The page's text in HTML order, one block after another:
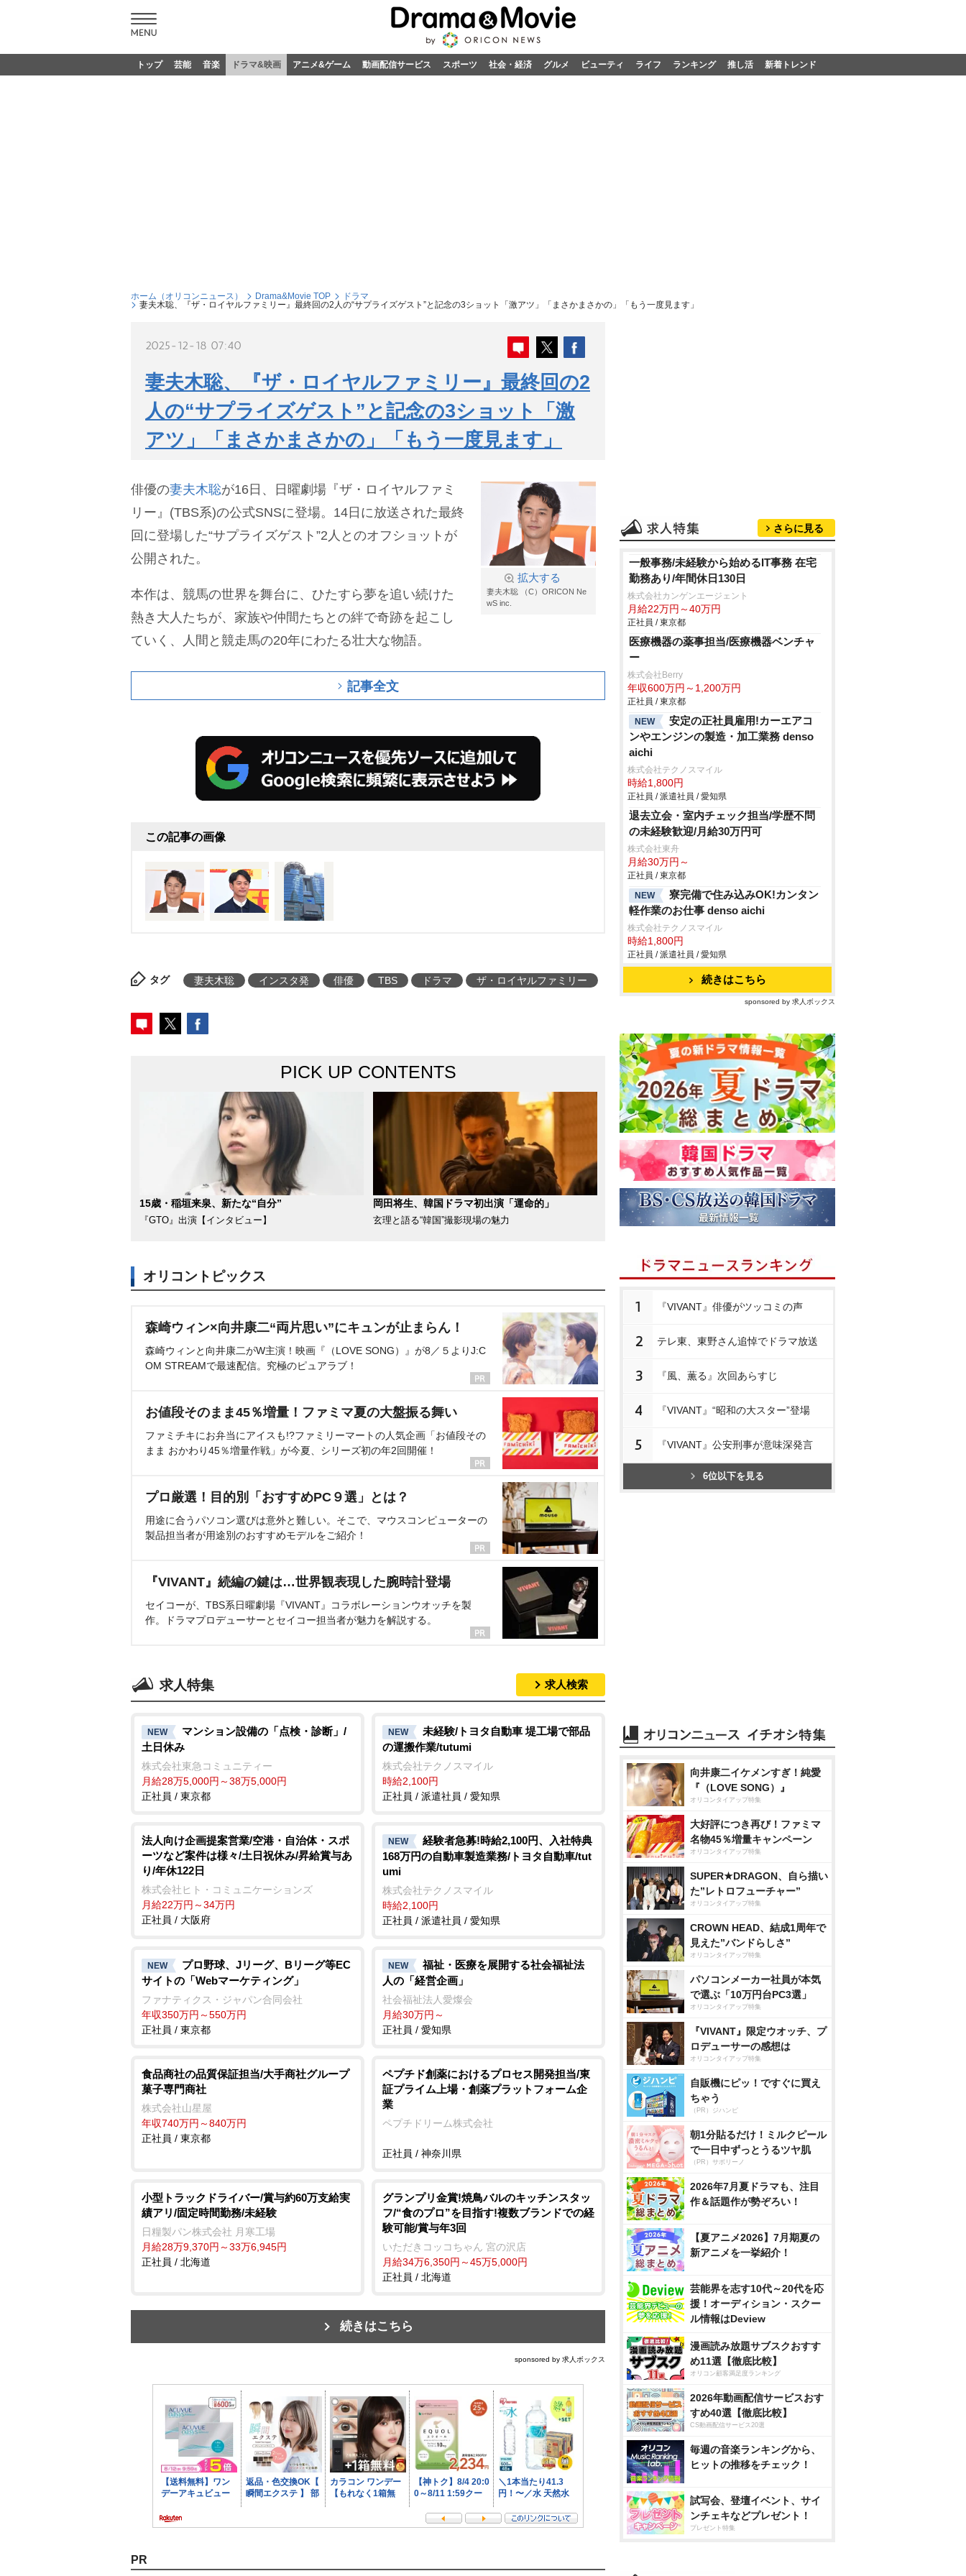
トップ 芸能 音楽 ドラマ&映画 アニメ&ゲーム 動画配信サービス スポーツ 社会・経済 グルメ ビューティ ライフ ランキング 推し活 新着トレンド
ホーム（オリコンニュース） Drama&Movie TOP
ドラマ
妻夫木聡、『ザ・ロイヤルファミリー』最終回の2人の“サプライズゲスト”と記念の3ショット「激アツ」「まさかまさかの」「もう一度見ます」
2025-12-18 07:40
妻夫木聡、『ザ・ロイヤルファミリー』最終回の2
人の“サプライズゲスト”と記念の3ショット「激
アツ」「まさかまさかの」「もう一度見ます」
拡大する
妻夫木聡 （C）ORICON Ne
wS inc.
俳優の妻夫木聡が16日、日曜劇場『ザ・ロイヤルファミ
リー』(TBS系)の公式SNSに登場。14日に放送された最終
回に登場した“サプライズゲスト”2人とのオフショットが
公開された。
本作は、競馬の世界を舞台に、ひたすら夢を追い続けた
熱き大人たちが、家族や仲間たちとの絆で奇跡を起こし
ていく、人間と競走馬の20年にわたる壮大な物語。
記事全文
この記事の画像
タグ 妻夫木聡 インスタ発 俳優 TBS ドラマ ザ・ロイヤルファミリー
PICK UP CONTENTS
15歳・稲垣来泉、新たな“自分”
『GTO』出演【インタビュー】
岡田将生、韓国ドラマ初出演「運命的」
玄理と語る“韓国”撮影現場の魅力
オリコントピックス
森崎ウィン×向井康二“両片思い”にキュンが止まらん！
森崎ウィンと向井康二がW主演！映画『（LOVE SONG）』が8／５よりJ:C
OM STREAMで最速配信。究極のピュアラブ！
お値段そのまま45％増量！ファミマ夏の大盤振る舞い
ファミチキにお弁当にアイスも!?ファミリーマートの人気企画「お値段その
まま おかわり45％増量作戦」が今夏、シリーズ初の年2回開催！
プロ厳選！目的別「おすすめPC９選」とは？
用途に合うパソコン選びは意外と難しい。そこで、マウスコンピューターの
製品担当者が用途別のおすすめモデルをご紹介！
『VIVANT』続編の鍵は…世界観表現した腕時計登場
セイコーが、TBS系日曜劇場『VIVANT』コラボレーションウオッチを製
作。ドラマプロデューサーとセイコー担当者が魅力を解説する。
求人特集 求人検索
NEW
マンション設備の「点検・診断」/
土日休み
株式会社東急コミュニティー
月給28万5,000円～38万5,000円
正社員 / 東京都
NEW
未経験/トヨタ自動車 堤工場で部品
の運搬作業/tutumi
株式会社テクノスマイル
時給2,100円
正社員 / 派遣社員 / 愛知県
法人向け企画提案営業/空港・自治体・スポ
ーツなど案件は様々/土日祝休み/昇給賞与あ
り/年休122日
株式会社ヒト・コミュニケーションズ
月給22万円～34万円
正社員 / 大阪府
NEW
経験者急募!時給2,100円、入社特典
168万円の自動車製造業務/トヨタ自動車/tut
umi
株式会社テクノスマイル
時給2,100円
正社員 / 派遣社員 / 愛知県
NEW
プロ野球、Jリーグ、Bリーグ等EC
サイトの「Webマーケティング」
ファナティクス・ジャパン合同会社
年収350万円～550万円
正社員 / 東京都
NEW
福祉・医療を展開する社会福祉法
人の「経営企画」
社会福祉法人愛燦会
月給30万円～
正社員 / 愛知県
食品商社の品質保証担当/大手商社グループ
菓子専門商社
株式会社山星屋
年収740万円～840万円
正社員 / 東京都
ペプチド創薬におけるプロセス開発担当/東
証プライム上場・創薬プラットフォーム企
業
ペプチドリーム株式会社
正社員 / 神奈川県
小型トラックドライバー/賞与約60万支給実
績アリ/固定時間勤務/未経験
日糧製パン株式会社 月寒工場
月給28万9,370円～33万6,945円
正社員 / 北海道
グランプリ金賞!焼鳥バルのキッチンスタッ
フ/“食のプロ”を目指す!複数ブランドでの経
験可能/賞与年3回
いただきコッコちゃん 宮の沢店
月給34万6,350円～45万5,000円
正社員 / 北海道
続きはこちら
sponsored by 求人ボックス
PR
さらに見る
一般事務/未経験から始めるIT事務 在宅
勤務あり/年間休日130日
株式会社カンゲンエージェント
月給22万円～40万円
正社員 / 東京都
医療機器の薬事担当/医療機器ベンチャ
ー
株式会社Berry
年収600万円～1,200万円
正社員 / 東京都
NEW
安定の正社員雇用!カーエアコ
ンやエンジンの製造・加工業務 denso
aichi
株式会社テクノスマイル
時給1,800円
正社員 / 派遣社員 / 愛知県
退去立会・室内チェック担当/学歴不問
の未経験歓迎/月給30万円可
株式会社東舟
月給30万円～
正社員 / 東京都
NEW
寮完備で住み込みOK!カンタン
軽作業のお仕事 denso aichi
株式会社テクノスマイル
時給1,800円
正社員 / 派遣社員 / 愛知県
続きはこちら
sponsored by 求人ボックス
1 『VIVANT』俳優がツッコミの声
2 テレ東、東野さん追悼でドラマ放送
3 『風、薫る』次回あらすじ
4 『VIVANT』“昭和の大スター”登場
5 『VIVANT』公安刑事が意味深発言
6位以下を見る
向井康二イケメンすぎ！純愛
『（LOVE SONG）』
オリコンタイアップ特集
大好評につき再び！ファミマ
名物45％増量キャンペーン
オリコンタイアップ特集
SUPER★DRAGON、自ら描い
た”レトロフューチャー”
オリコンタイアップ特集
CROWN HEAD、結成1周年で
見えた”バンドらしさ”
オリコンタイアップ特集
パソコンメーカー社員が本気
で選ぶ「10万円台PC3選」
オリコンタイアップ特集
『VIVANT』限定ウオッチ、プ
ロデューサーの感想は
オリコンタイアップ特集
自販機にピッ！ですぐに買え
ちゃう
（PR）ジハンピ
朝1分貼るだけ！ミルクピール
で一日中ずっとうるツヤ肌
（PR）サボリーノ
2026年7月夏ドラマも、注目
作＆話題作が勢ぞろい！
【夏アニメ2026】7月期夏の
新アニメを一挙紹介！
芸能界を志す10代～20代を応
援！オーディション・スクー
ル情報はDeview
漫画読み放題サブスクおすす
め11選【徹底比較】
オリコン顧客満足度ランキング
2026年動画配信サービスおす
すめ40選【徹底比較】
CS動画配信サービス20選
毎週の音楽ランキングから、
ヒットの推移をチェック！
試写会、登壇イベント、サイ
ンチェキなどプレゼント！
プレゼント特集